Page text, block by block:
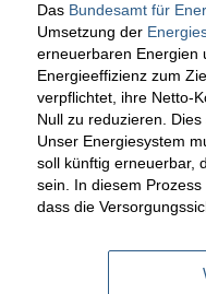
Das Bundesamt für
Umsetzung der
erneuerbaren Energien
Energieeffizienz zum
verpflichtet, ihre Netto-
Null zu reduzieren.
Unser Energiesystem
soll künftig erneuerbar,
sein. In diesem
dass die